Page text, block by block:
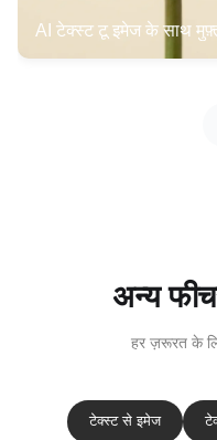
AI टेक्स्ट टू इमेज के साथ
अन्य
हर ज़रूरत के
टेक्स्ट से इमेज